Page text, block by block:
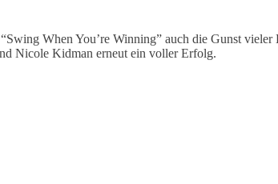
When You’re Winning” auch die Gunst
Nicole Kidman erneut ein voller Erfolg.